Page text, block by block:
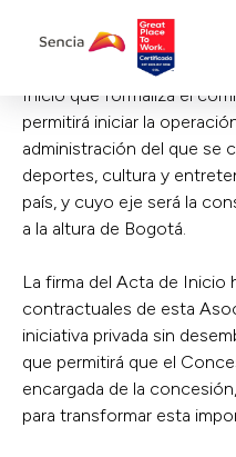
El IDRD y Concesionario
Inicio que formaliza el
permitirá iniciar la
administración del que se
deportes, cultura y
país, y cuyo eje será la
a la altura de Bogotá.
La firma del Acta de Inicio
contractuales de esta
iniciativa privada sin
que permitirá que el
encargada de la
para transformar esta